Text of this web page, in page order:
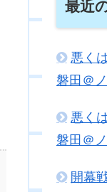
最近
悪く
磐田＠
悪く
磐田＠
開幕